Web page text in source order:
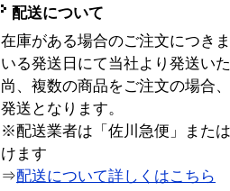
配送について
在庫がある場合のご注文につき
いる発送日にて当社より発送い
尚、複数の商品をご注文の場合
発送となります。
※配送業者は「佐川急便」また
けます
⇒配送について詳しくはこちら